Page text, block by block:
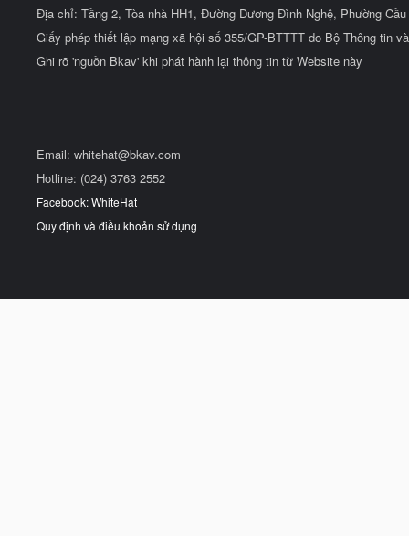
Địa chỉ: Tầng 2, Tòa nhà HH1, Đường Dương Đình Nghệ, Phường
Giấy phép thiết lập mạng xã hội số 355/GP-BTTTT do Bộ Thông tin
Ghi rõ 'nguồn Bkav' khi phát hành lại thông tin từ Website này
Email: whitehat@bkav.com
Hotline: (024) 3763 2552
Facebook: WhiteHat
Quy định và điều khoản sử dụng